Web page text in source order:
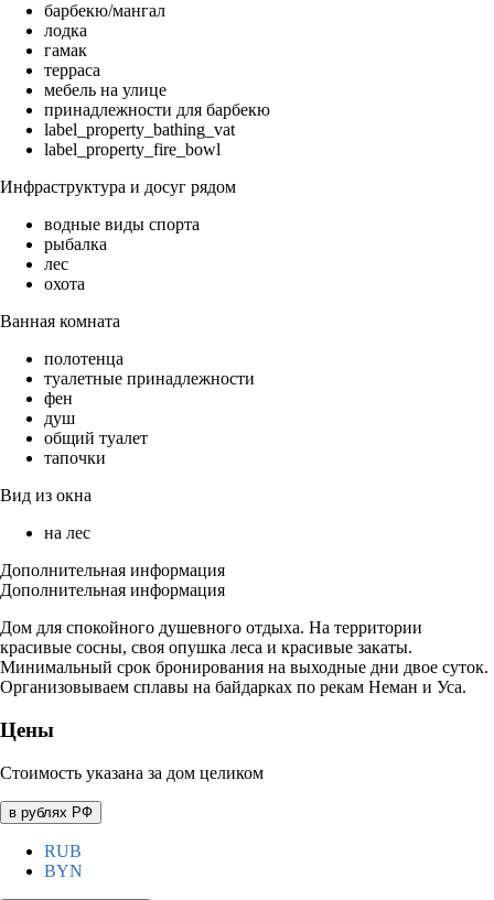
барбекю/мангал
лодка
гамак
терраса
мебель на улице
принадлежности для барбекю
label_property_bathing_vat
label_property_fire_bowl
Инфраструктура и досуг рядом
водные виды спорта
рыбалка
лес
охота
Ванная комната
полотенца
туалетные принадлежности
фен
душ
общий туалет
тапочки
Вид из окна
на лес
Дополнительная информация
Дополнительная информация
Дом для спокойного душевного отдыха. На территории
красивые сосны, своя опушка леса и красивые закаты.
Минимальный срок бронирования на выходные дни двое суток.
Организовываем сплавы на байдарках по рекам Неман и Уса.
Цены
Стоимость указана за дом целиком
в рублях РФ
RUB
BYN